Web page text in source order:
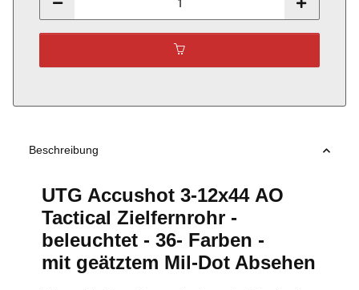
Beschreibung
UTG Accushot 3-12x44 AO
Tactical Zielfernrohr -
beleuchtet - 36- Farben -
mit geätztem Mil-Dot Absehen